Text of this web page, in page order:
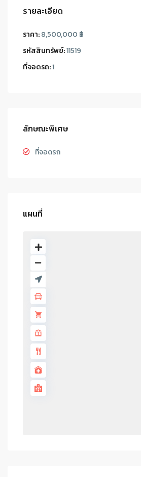
รายละเอียด
ราคา:8,500,000 ฿
รหัสสินทรัพย์:11519
ที่จอดรถ:1
ลักษณะพิเศษ
ที่จอดรถ
แผนที่